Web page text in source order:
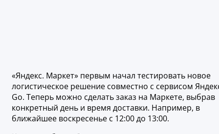
«Яндекс. Маркет» первым начал тестировать новое
логистическое решение совместно с сервисом
Go. Теперь можно сделать заказ на Маркете, выбрав
конкретный день и время доставки. Например, в
ближайшее воскресенье с 12:00 до 13:00.